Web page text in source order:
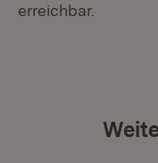
erreichbar.